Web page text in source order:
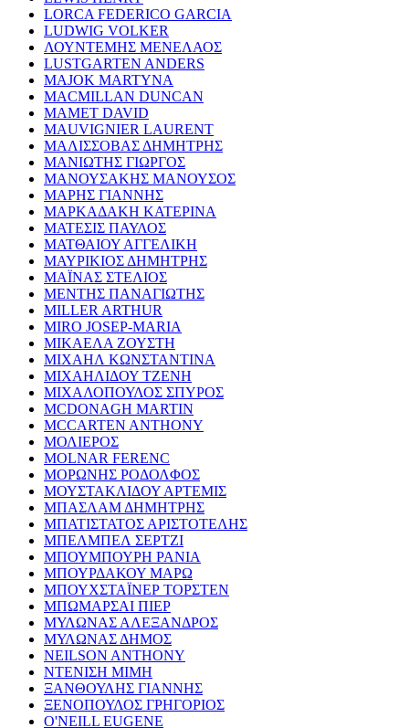
LORCA FEDERICO GARCIA
LUDWIG VOLKER
ΛΟΥΝΤΕΜΗΣ ΜΕΝΕΛΑΟΣ
LUSTGARTEN ANDERS
MAJOK MARTYNA
MACMILLAN DUNCAN
MAMET DAVID
MAUVIGNIER LAURENT
ΜΑΛΙΣΣΟΒΑΣ ΔΗΜΗΤΡΗΣ
ΜΑΝΙΩΤΗΣ ΓΙΩΡΓΟΣ
ΜΑΝΟΥΣΑΚΗΣ ΜΑΝΟΥΣΟΣ
ΜΑΡΗΣ ΓΙΑΝΝΗΣ
ΜΑΡΚΑΔΑΚΗ ΚΑΤΕΡΙΝΑ
ΜΑΤΕΣΙΣ ΠΑΥΛΟΣ
ΜΑΤΘΑΙΟΥ ΑΓΓΕΛΙΚΗ
ΜΑΥΡΙΚΙΟΣ ΔΗΜΗΤΡΗΣ
ΜΑΪΝΑΣ ΣΤΕΛΙΟΣ
ΜΕΝΤΗΣ ΠΑΝΑΓΙΩΤΗΣ
MILLER ARTHUR
MIRO JOSEP-MARIA
ΜΙΚΑΕΛΑ ΖΟΥΣΤΗ
ΜΙΧΑΗΛ ΚΩΝΣΤΑΝΤΙΝΑ
ΜΙΧΑΗΛΙΔΟΥ ΤΖΕΝΗ
ΜΙΧΑΛΟΠΟΥΛΟΣ ΣΠΥΡΟΣ
MCDONAGH MARTIN
MCCARTEN ANTHONY
ΜΟΛΙΕΡΟΣ
MOLNAR FERENC
ΜΟΡΩΝΗΣ ΡΟΔΟΛΦΟΣ
ΜΟΥΣΤΑΚΛΙΔΟΥ ΑΡΤΕΜΙΣ
ΜΠΑΣΛΑΜ ΔΗΜΗΤΡΗΣ
ΜΠΑΤΙΣΤΑΤΟΣ ΑΡΙΣΤΟΤΕΛΗΣ
ΜΠΕΛΜΠΕΛ ΣΕΡΤΖΙ
ΜΠΟΥΜΠΟΥΡΗ ΡΑΝΙΑ
ΜΠΟΥΡΔΑΚΟΥ ΜΑΡΩ
ΜΠΟΥΧΣΤΑΪΝΕΡ ΤΟΡΣΤΕΝ
ΜΠΩΜΑΡΣΑΙ ΠΙΕΡ
ΜΥΛΩΝΑΣ ΑΛΕΞΑΝΔΡΟΣ
ΜΥΛΩΝΑΣ ΔΗΜΟΣ
NEILSON ANTHONY
ΝΤΕΝΙΣΗ ΜΙΜΗ
ΞΑΝΘΟΥΛΗΣ ΓΙΑΝΝΗΣ
ΞΕΝΟΠΟΥΛΟΣ ΓΡΗΓΟΡΙΟΣ
O'NEILL EUGENE